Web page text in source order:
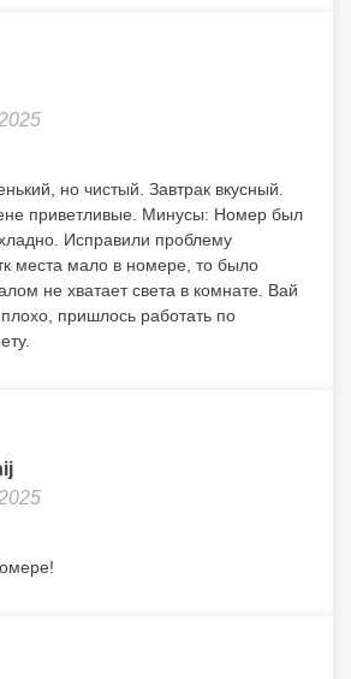
но чистый. Завтрак вкусный.
приветливые. Минусы: Номер был
Исправили проблему
места мало в номере, то было
не хватает света в комнате. Вай
пришлось работать по